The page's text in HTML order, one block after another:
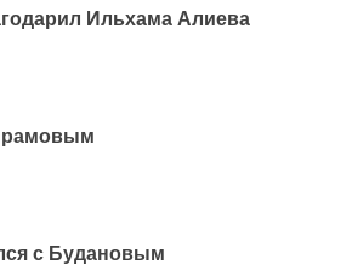
Ильхама Алиева
с Будановым